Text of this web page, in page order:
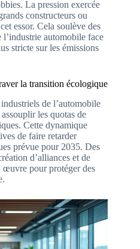
La pression exercée
constructeurs ou
essor. Cela soulève des
l’industrie automobile face
stricte sur les émissions
la transition écologique
de l’automobile
les quotas de
Cette dynamique
de faire retarder
prévue pour 2035. Des
d’alliances et de
œuvre pour protéger des